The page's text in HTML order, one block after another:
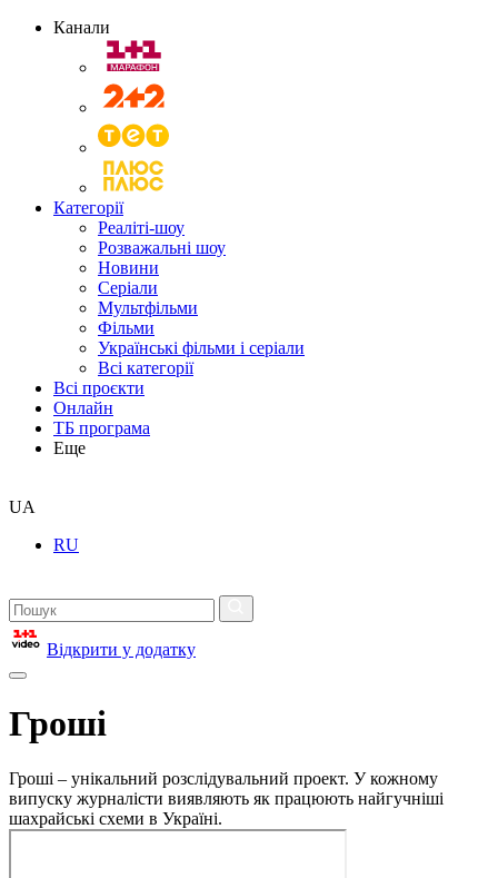
Канали
Категорії
Реаліті-шоу
Розважальні шоу
Новини
Серіали
Мультфільми
Фільми
Українські фільми і серіали
Всі категорії
Всі проєкти
Онлайн
ТБ програма
Еще
UA
RU
Відкрити у додатку
Гроші
Гроші – унікальний розслідувальний проект. У кожному
випуску журналісти виявляють як працюють найгучніші
шахрайські схеми в Україні.